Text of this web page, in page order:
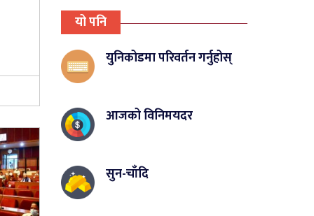
यो पनि
युनिकोडमा परिवर्तन गर्नुहोस्
आजको विनिमयदर
सुन-चाँदि